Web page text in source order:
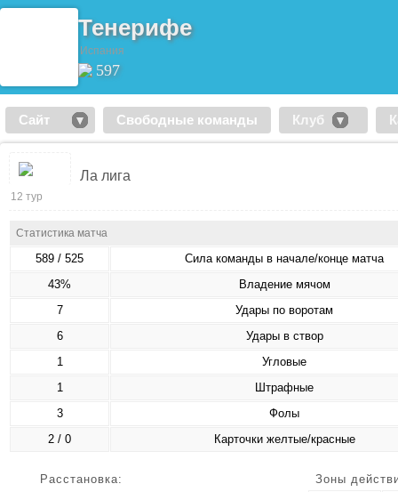
Тенерифе
Испания
597
Сайт Свободные команды Клуб
Ла лига
12 тур
Статистика матча
589 / 525
Сила команды в начале/конце матча
43%
Владение мячом
7
Удары по воротам
6
Удары в створ
1
Угловые
1
Штрафные
3
Фолы
2 / 0
Карточки желтые/красные
Расстановка: Зоны